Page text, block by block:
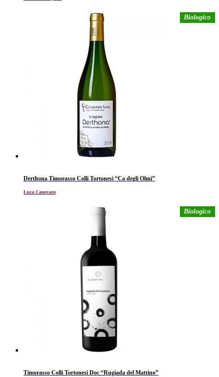
Biologico
Derthona Timorasso Colli Tortonesi “Ca degli Olmi”
Luca Canevaro
Biologico
Timorasso Colli Tortonesi Doc “Rugiada del Mattino”